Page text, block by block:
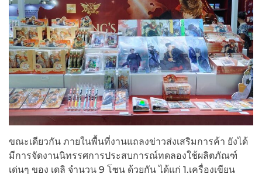
ขณะเดียวกัน ภายในพื้นที่งานแถลงข่าวส่งเสริมการค้า ยังได้
มีการจัดงานนิทรรศการประสบการณ์ทดลองใช้ผลิตภัณฑ์
เด่นๆ ของ เดลิ จำนวน 9 โซน ด้วยกัน ได้แก่ 1.เครื่องเขียน